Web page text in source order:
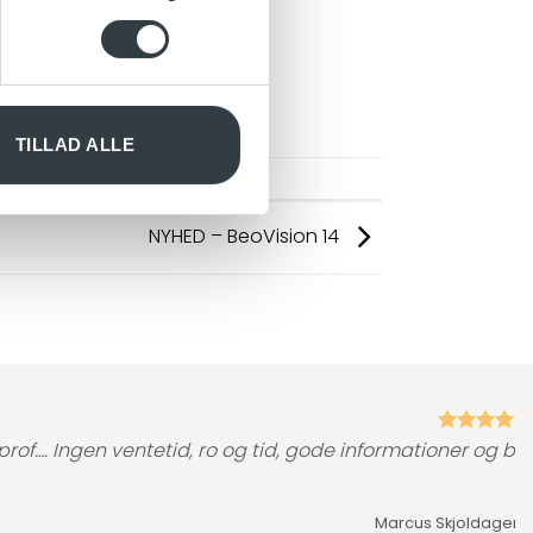
for sociale medier,
TILLAD ALLE
NYHED – BeoVision 14
prof…. Ingen ventetid, ro og tid, gode informationer og
Marcus Skjoldager,